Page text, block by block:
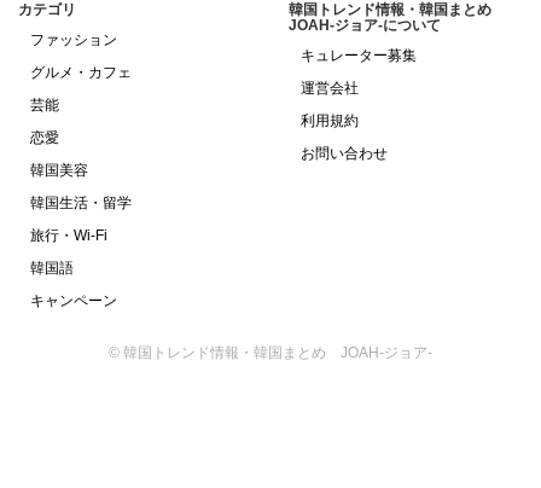
カテゴリ
ファッション
グルメ・カフェ
芸能
恋愛
韓国美容
韓国生活・留学
旅行・Wi-Fi
韓国語
キャンペーン
韓国トレンド情報・韓国まとめ
JOAH-ジョア-について
キュレーター募集
運営会社
利用規約
お問い合わせ
© 韓国トレンド情報・韓国まとめ JOAH-ジョア-